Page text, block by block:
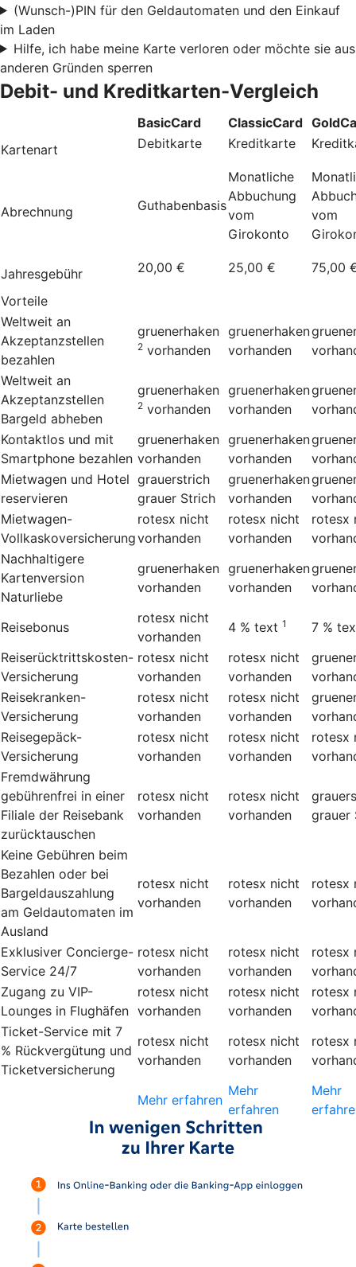
(Wunsch-)PIN für den Geldautomaten und den Einkauf
im Laden
Hilfe, ich habe meine Karte verloren oder möchte sie aus
anderen Gründen sperren
Debit- und Kreditkarten-Vergleich
BasicCard ClassicCard
Kartenart
Debitkarte Kreditkarte
Abrechnung Guthabenbasis
Monatliche
Abbuchung
vom
Girokonto
vom
Jahresgebühr 20,00 € 25,00 € 75,00
Vorteile
Weltweit an
Akzeptanzstellen
bezahlen
gruenerhaken
2 vorhanden
gruenerhaken
vorhanden
Weltweit an
Akzeptanzstellen
Bargeld abheben
gruenerhaken
2 vorhanden
gruenerhaken
vorhanden
Kontaktlos und mit
Smartphone bezahlen
gruenerhaken
vorhanden
gruenerhaken
vorhanden
Mietwagen und Hotel
reservieren
grauerstrich
grauer Strich
gruenerhaken
vorhanden
Mietwagen-
Vollkaskoversicherung
rotesx nicht
vorhanden
rotesx nicht
vorhanden
rotesx
Nachhaltigere
Kartenversion
Naturliebe
gruenerhaken
vorhanden
gruenerhaken
vorhanden
Reisebonus
rotesx nicht
vorhanden
4 % text 1 7 %
Reiserücktrittskosten-
Versicherung
rotesx nicht
vorhanden
rotesx nicht
vorhanden
Reisekranken-
Versicherung
rotesx nicht
vorhanden
rotesx nicht
vorhanden
Reisegepäck-
Versicherung
rotesx nicht
vorhanden
rotesx nicht
vorhanden
rotesx
Fremdwährung
gebührenfrei in einer
Filiale der Reisebank
zurücktauschen
rotesx nicht
vorhanden
rotesx nicht
vorhanden
grauer
Keine Gebühren beim
Bezahlen oder bei
Bargeldauszahlung
am Geldautomaten im
Ausland
rotesx nicht
vorhanden
rotesx nicht
vorhanden
rotesx
Exklusiver Concierge-
Service 24/7
rotesx nicht
vorhanden
rotesx nicht
vorhanden
rotesx
Zugang zu VIP-
Lounges in Flughäfen
rotesx nicht
vorhanden
rotesx nicht
vorhanden
rotesx
Ticket-Service mit 7
% Rückvergütung und
Ticketversicherung
rotesx nicht
vorhanden
rotesx nicht
vorhanden
rotesx
Mehr erfahren
Mehr
erfahren
Mehr